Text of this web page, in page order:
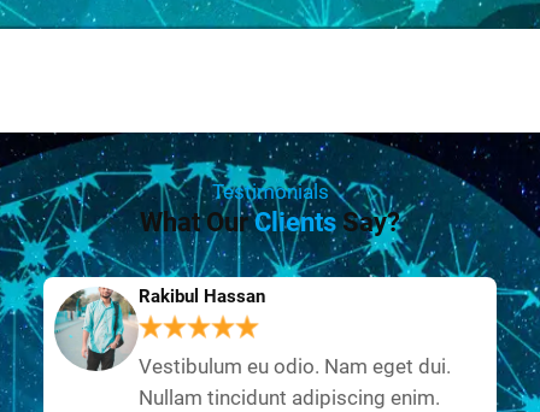
Testimonials
What OurClients Say?
Rakibul Hassan
Vestibulum eu odio. Nam eget dui.
Nullam tincidunt adipiscing enim.